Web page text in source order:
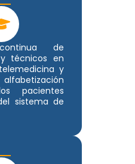
de
técnicos en
y
pacientes
sistema de